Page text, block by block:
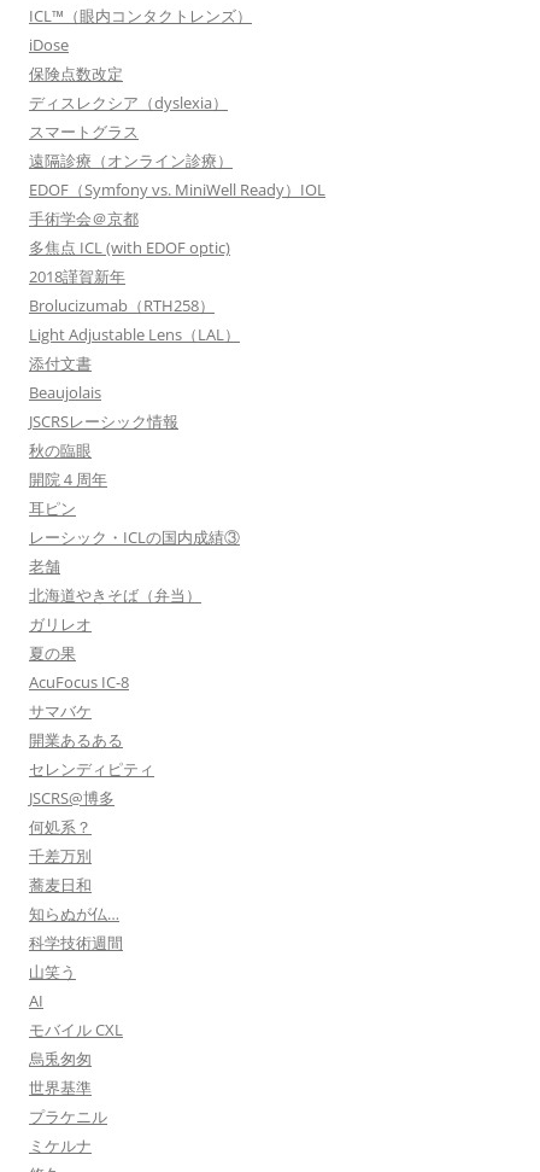
ICL™（眼内コンタクトレンズ）
iDose
保険点数改定
ディスレクシア（dyslexia）
スマートグラス
遠隔診療（オンライン診療）
EDOF（Symfony vs. MiniWell Ready）IOL
手術学会＠京都
多焦点 ICL (with EDOF optic)
2018謹賀新年
Brolucizumab（RTH258）
Light Adjustable Lens（LAL）
添付文書
Beaujolais
JSCRSレーシック情報
秋の臨眼
開院４周年
耳ピン
レーシック・ICLの国内成績③
老舗
北海道やきそば（弁当）
ガリレオ
夏の果
AcuFocus IC-8
サマバケ
開業あるある
セレンディピティ
JSCRS@博多
何処系？
千差万別
蕎麦日和
知らぬが仏…
科学技術週間
山笑う
AI
モバイル CXL
烏兎匆匆
世界基準
プラケニル
ミケルナ